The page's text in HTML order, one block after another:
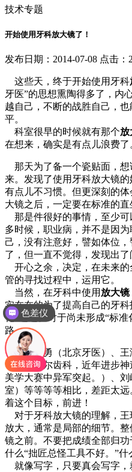
技术专题
开始使用牙科放大镜了！
发布日期：2014-07-08 点击：
这些天，终于开始使用牙科
牙医”的思想熏陶得多了，内
越自己，不断的战胜自己，
平。
科室很早的时候就有那个放
在想来，确实是有点儿浪费了
那天为了备一个瓷贴面，想
来。发现了使用牙科放大镜
有点儿不习惯。但更深刻的
大镜之后，一定要在标准的直
那是件很好的事情，至少可
多时候，职业病，并不是因
己，没有注意好，譬如体位
了，但一直不觉得，发现出了
开心之余，决定，在未来的
管的寻找过程中，运用它。
当然，在牙科中使用 放大镜
实在在的为了提高自己的牙科
化”迈进。对于尚未形成“标
路。
跟王义勇（北京牙医）、王
（深圳瑞尔齿科，近年进步
美学大赛中异军突起。）、
室）等等等等相比，差距太
着这个目标，前进！
对于牙科放大镜的理解，王
放大，通常是局部的细节。
镜之前。不要把成绩全部归
什么“拙匠总怪工具不好。”什
就像写字，只要真会写字，
色差仪